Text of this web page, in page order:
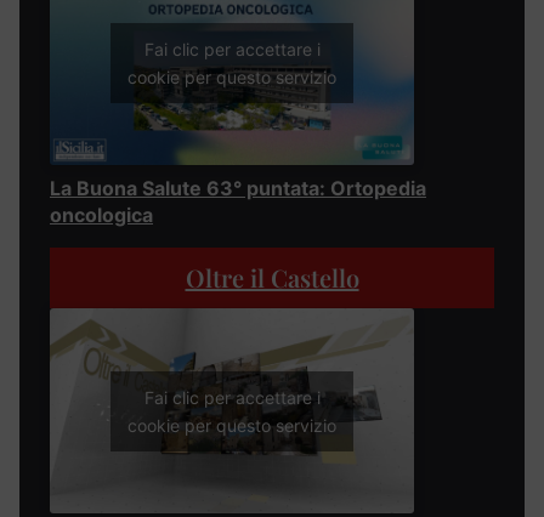
Fai clic per accettare i
cookie per questo servizio
La Buona Salute 63° puntata: Ortopedia
oncologica
Oltre il Castello
Fai clic per accettare i
cookie per questo servizio